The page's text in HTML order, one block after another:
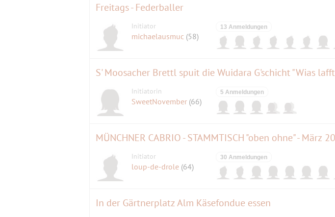
Freitags - Federballer
Initiator
michaelausmuc (58)
13 Anmeldungen
Initiatorin
SweetNovember (66)
5 Anmeldungen
Initiator
loup-de-drole (64)
30 Anmeldungen
In der Gärtnerplatz Alm Käsefondue essen